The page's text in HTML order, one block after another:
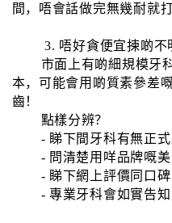
間，唔會話做完無幾耐就
3. 唔好貪便宜揀啲不
市面上有啲細規模牙
本，可能會用啲質素參差
齒！
點樣分辨？
- 睇下間牙科有無正
- 問清楚用咩品牌嘅美
- 睇下網上評價同口碑
- 專業牙科會如實告